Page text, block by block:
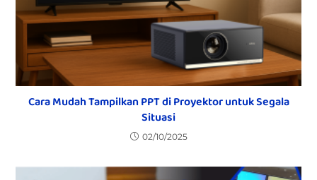
Cara Mudah Tampilkan PPT di Proyektor untuk Segala
Situasi
02/10/2025